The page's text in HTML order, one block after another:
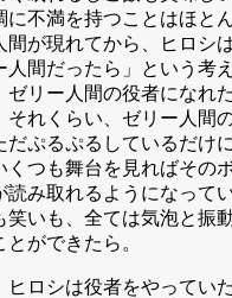
不満を持つことはほと
間が現れてから、ヒロシ
人間だったら」という考
ゼリー人間の役者になれ
それくらい、ゼリー人間
だぷるぷるしているだけ
くつも舞台を見ればその
読み取れるようになって
笑いも、全ては気泡と振
ができたら。
ヒロシは役者をやってい